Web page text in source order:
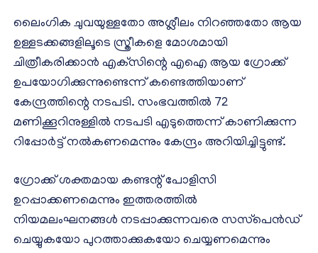
ലൈംഗിക ചുവയുള്ളതോ അശ്ലീലം നിറഞ്ഞതോ ആയ
ഉള്ളടക്കങ്ങളിലൂടെ സ്ത്രീകളെ മോശമായി
ചിത്രീകരിക്കാന്‍ എക്‌സിന്റെ എഐ ആയ ഗ്രോക്ക്
ഉപയോഗിക്കുന്നുണ്ടെന്ന് കണ്ടെത്തിയാണ്
കേന്ദ്രത്തിന്റെ നടപടി. സംഭവത്തില്‍ 72
മണിക്കൂറിനുള്ളില്‍ നടപടി എടുത്തെന്ന് കാണിക്കുന്ന
റിപ്പോര്‍ട്ട് നല്‍കണമെന്നും കേന്ദ്രം അറിയിച്ചിട്ടുണ്ട്.
ഗ്രോക്ക് ശക്തമായ കണ്ടന്റ് പോളിസി
ഉറപ്പാക്കണമെന്നും ഇത്തരത്തില്‍
നിയമലംഘനങ്ങള്‍ നടപ്പാക്കുന്നവരെ സസ്‌പെന്‍ഡ്
ചെയ്യുകയോ പുറത്താക്കുകയോ ചെയ്യണമെന്നും